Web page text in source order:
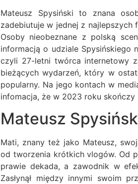
Mateusz Spysiński to znana
zadebiutuje w jednej z
Osoby nieobeznane z polską
informacją o udziale Spysińskiego
czyli 27-letni twórca internetowy
bieżących wydarzeń, który w
popularny. Na jego kontach w
infomacja, że w 2023 roku skończy
Mateusz
Mati, znany też jako Mateusz,
od tworzenia krótkich vlogów. Od
prawie dekada, a zawodnik w
Zasłynął między innymi swoim